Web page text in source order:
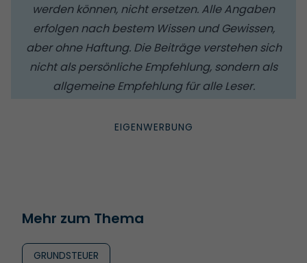
werden können, nicht ersetzen. Alle Angaben
erfolgen nach bestem Wissen und Gewissen,
aber ohne Haftung. Die Beiträge verstehen sich
nicht als persönliche Empfehlung, sondern als
allgemeine Empfehlung für alle Leser.
Mehr zum Thema
GRUNDSTEUER